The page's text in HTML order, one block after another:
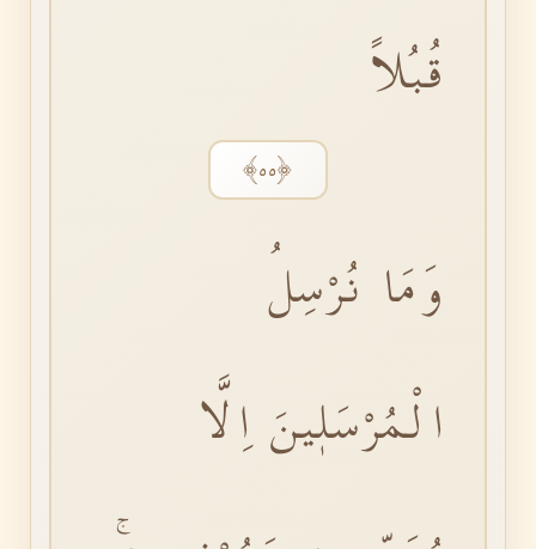
قُبُلاً
﴿٥٥﴾
وَمَا نُرْسِلُ
الْمُرْسَلٖينَ اِلَّا